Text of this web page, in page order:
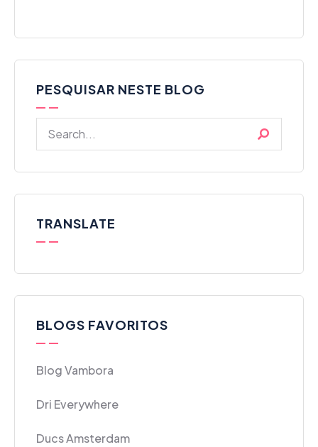
PESQUISAR NESTE BLOG
TRANSLATE
BLOGS FAVORITOS
Blog Vambora
Dri Everywhere
Ducs Amsterdam